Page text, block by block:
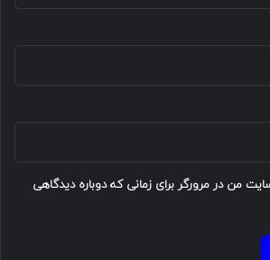
من در مرورگر برای زمانی که دوباره دیدگاهی